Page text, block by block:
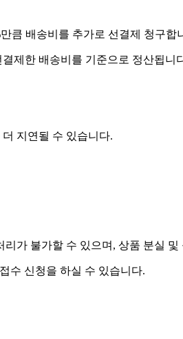
큼 배송비를 추가로 선결제 청구합
제한 배송비를 기준으로 정산됩니
지연될 수 있습니다.
가 불가할 수 있으며, 상품 분실
수 신청을 하실 수 있습니다.